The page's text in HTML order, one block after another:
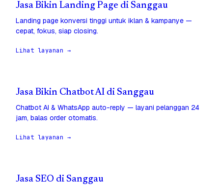
Jasa Bikin Landing Page di Sanggau
Landing page konversi tinggi untuk iklan & kampanye —
cepat, fokus, siap closing.
Lihat layanan →
Jasa Bikin Chatbot AI di Sanggau
Chatbot AI & WhatsApp auto-reply — layani pelanggan 24
jam, balas order otomatis.
Lihat layanan →
Jasa SEO di Sanggau